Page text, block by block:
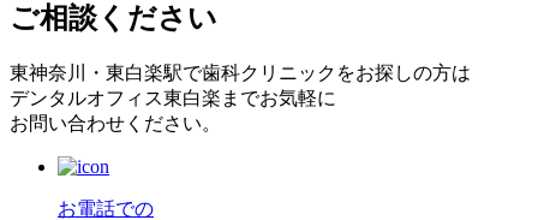
ご相談ください
東神奈川・東白楽駅で歯科クリニックをお探しの方は
デンタルオフィス東白楽までお気軽に
お問い合わせください。
お電話での